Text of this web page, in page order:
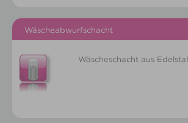
Wäscheabwurfschacht
Wäscheschacht aus